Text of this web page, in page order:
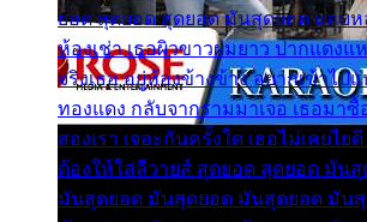
ยอด สุดยอด สุดยอด มันสุดยอด แอบ
ห้องเช่า เธอผิวขาวผมยาว ปากแดงแ
จริงเธอ อยู่ห้องข้างข้าง อยากเข้าไป
ทองแดง กลับจากรามมาเจอ เธอมา
สองเรา เจอะกันครั้งใด เธอไม่เคยไย
ต้องให้ใส่ลีวายส์ สุดยอด สุดยอด มัน
มันสุดยอด มันสุดยอด มันสุดยอด มัน